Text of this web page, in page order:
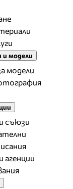
и модели
модели
съюзи
агенции